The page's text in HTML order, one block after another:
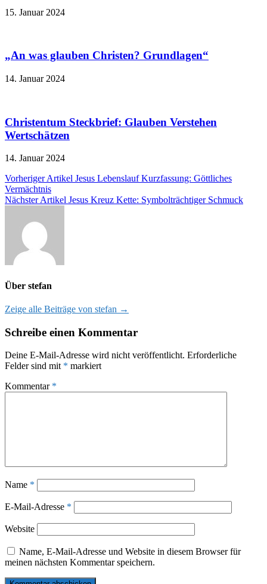
15. Januar 2024
„An was glauben Christen? Grundlagen“
14. Januar 2024
Christentum Steckbrief: Glauben Verstehen
Wertschätzen
14. Januar 2024
Beitragsnavigation
Vorheriger Artikel Jesus Lebenslauf Kurzfassung: Göttliches
Vermächtnis
Nächster Artikel Jesus Kreuz Kette: Symbolträchtiger Schmuck
Über stefan
Zeige alle Beiträge von stefan →
Schreibe einen Kommentar
Deine E-Mail-Adresse wird nicht veröffentlicht. Erforderliche
Felder sind mit * markiert
Kommentar *
Name *
E-Mail-Adresse *
Website
Name, E-Mail-Adresse und Website in diesem Browser für
meinen nächsten Kommentar speichern.